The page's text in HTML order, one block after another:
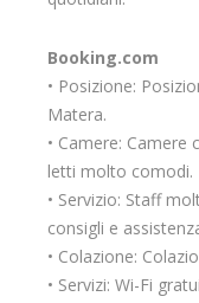
Booking.com
• Posizione:
Matera.
• Camere:
letti molto comodi.
• Servizio: Staff
consigli e
• Colazione:
• Servizi: Wi-Fi